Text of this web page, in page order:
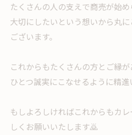
たくさんの人の支えで商売が始
大切にしたいという想いから丸
ございます。
これからもたくさんの方とご縁
ひとつ誠実にこなせるように精進
もしよろしければこれからもカ
しくお願いいたします🙇